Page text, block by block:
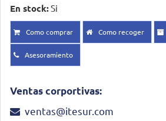
En stock:Si
Como comprar Como recoger
Asesoramiento
Ventas corportivas:
ventas@itesur.com